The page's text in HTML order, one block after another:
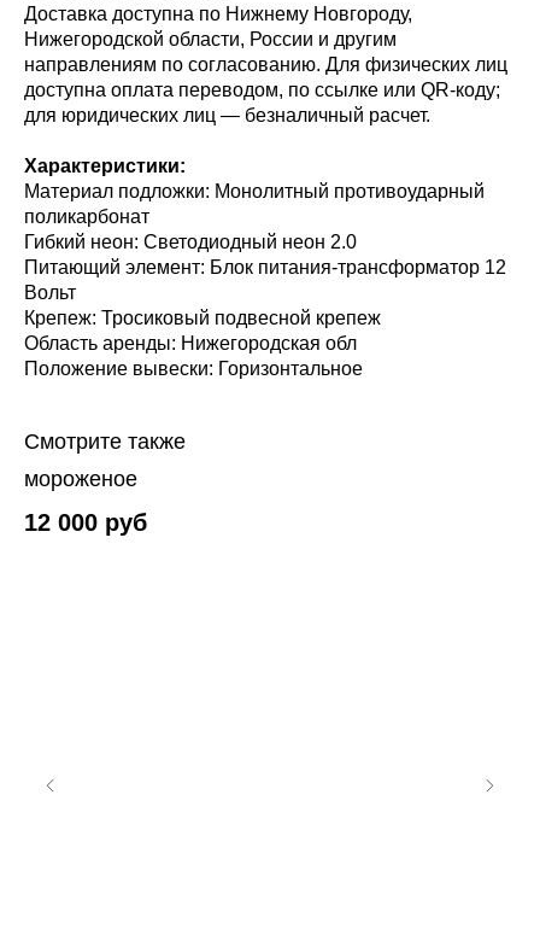
Доставка доступна по Нижнему Новгороду,
Нижегородской области, России и другим
направлениям по согласованию. Для физических лиц
доступна оплата переводом, по ссылке или QR-коду;
для юридических лиц — безналичный расчет.
Характеристики:
Материал подложки: Монолитный противоударный
поликарбонат
Гибкий неон: Светодиодный неон 2.0
Питающий элемент: Блок питания-трансформатор 12
Вольт
Крепеж: Тросиковый подвесной крепеж
Область аренды: Нижегородская обл
Положение вывески: Горизонтальное
Смотрите также
мороженое
12 000 руб